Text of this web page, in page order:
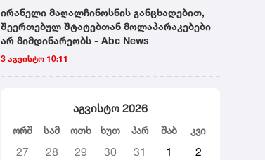
ირანელი მაღალჩინოსნის განცხადებით,
შეერთებულ შტატებთან მოლაპარაკებები
არ მიმდინარეობს - Abc News
3 აგვისტო 10:11
აგვისტო 2026
ორშ სამ ოთხ ხუთ პარ შაბ კვი
27 28 29 30 31 1
2